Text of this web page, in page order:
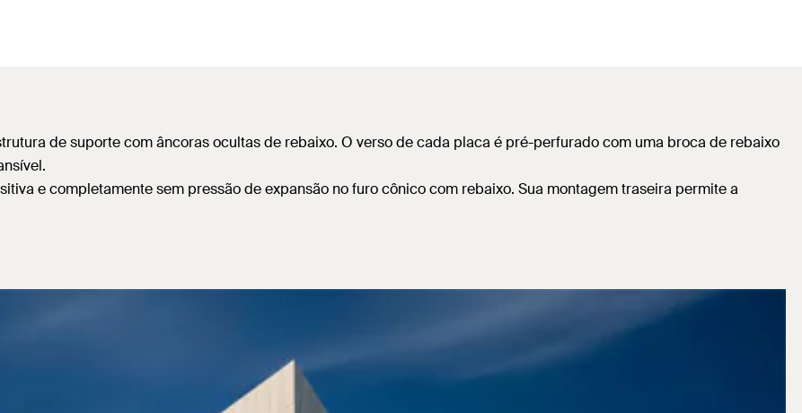
de suporte com âncoras ocultas de rebaixo. O verso de cada placa é pré-perfurado com uma broca de rebaixo
e completamente sem pressão de expansão no furo cônico com rebaixo. Sua montagem traseira permite a